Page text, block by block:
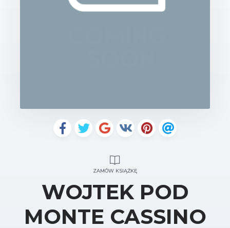
ZAMÓW KSIĄŻKĘ
WOJTEK POD
MONTE CASSINO